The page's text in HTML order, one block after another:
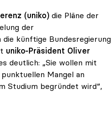
(uniko) die Pläne der
der
die künftige Bundesregierung
uniko-Präsident Oliver
deutlich: „Sie wollen mit
Mangel an
Studium begründet wird“,